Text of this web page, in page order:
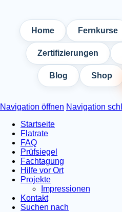
Home Fernkurse
Zertifizierungen
Blog Shop
Navigation öffnen Navigation
Startseite
Flatrate
FAQ
Prüfsiegel
Fachtagung
Hilfe vor Ort
Projekte
Impressionen
Kontakt
Suchen nach